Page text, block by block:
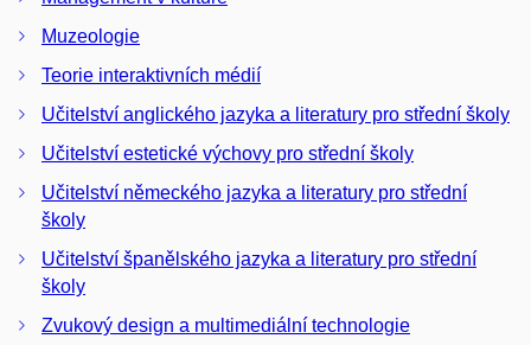
Muzeologie
Teorie interaktivních médií
Učitelství anglického jazyka a literatury pro střední školy
Učitelství estetické výchovy pro střední školy
Učitelství německého jazyka a literatury pro střední
školy
Učitelství španělského jazyka a literatury pro střední
školy
Zvukový design a multimediální technologie